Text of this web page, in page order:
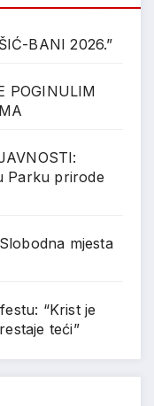
BANI 2026.”
POGINULIM
Parku prirode
mjesta
“Krist je
teći”